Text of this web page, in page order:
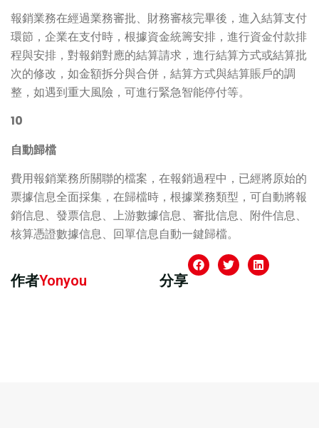
報銷業務在經過業務審批、財務審核完畢後，進入結算支付
環節，企業在支付時，根據資金統籌安排，進行資金付款排
程與安排，對報銷對應的結算請求，進行結算方式或結算批
次的修改，如金額拆分與合併，結算方式與結算賬戶的調
整，如遇到重大風險，可進行緊急智能停付等。
10
自動歸檔
費用報銷業務所關聯的檔案，在報銷過程中，已經將原始的
票據信息全面採集，在歸檔時，根據業務類型，可自動將報
銷信息、發票信息、上游數據信息、審批信息、附件信息、
核算憑證數據信息、回單信息自動一鍵歸檔。
作者Yonyou 分享